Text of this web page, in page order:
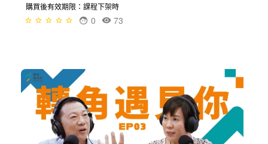
購買後有效期限：課程下架時
73
0